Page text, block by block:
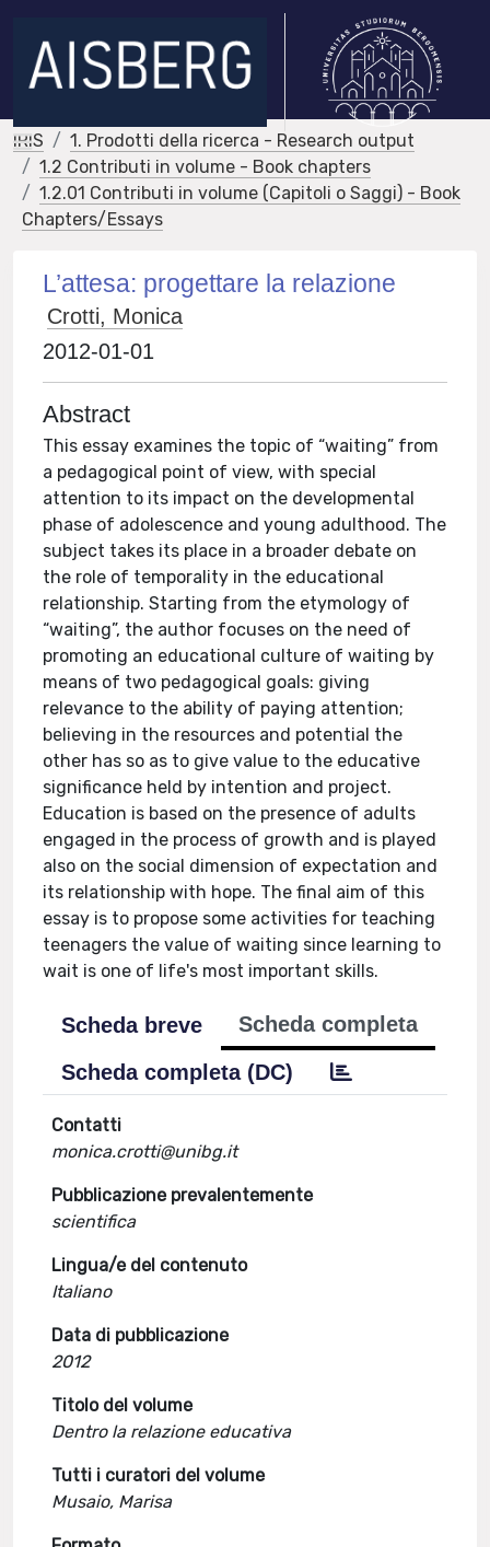
IRIS
1. Prodotti della ricerca - Research output
1.2 Contributi in volume - Book chapters
1.2.01 Contributi in volume (Capitoli o Saggi) - Book
Chapters/Essays
L’attesa: progettare la relazione
Crotti, Monica
2012-01-01
Abstract
This essay examines the topic of “waiting” from
a pedagogical point of view, with special
attention to its impact on the developmental
phase of adolescence and young adulthood. The
subject takes its place in a broader debate on
the role of temporality in the educational
relationship. Starting from the etymology of
“waiting”, the author focuses on the need of
promoting an educational culture of waiting by
means of two pedagogical goals: giving
relevance to the ability of paying attention;
believing in the resources and potential the
other has so as to give value to the educative
significance held by intention and project.
Education is based on the presence of adults
engaged in the process of growth and is played
also on the social dimension of expectation and
its relationship with hope. The final aim of this
essay is to propose some activities for teaching
teenagers the value of waiting since learning to
wait is one of life's most important skills.
Scheda breve
Scheda completa
Scheda completa (DC)
Contatti
monica.crotti@unibg.it
Pubblicazione prevalentemente
scientifica
Lingua/e del contenuto
Italiano
Data di pubblicazione
2012
Titolo del volume
Dentro la relazione educativa
Tutti i curatori del volume
Musaio, Marisa